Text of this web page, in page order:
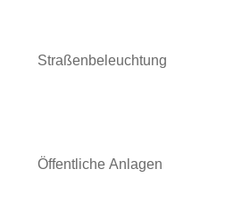
Straßenbeleuchtung
Öffentliche Anlagen